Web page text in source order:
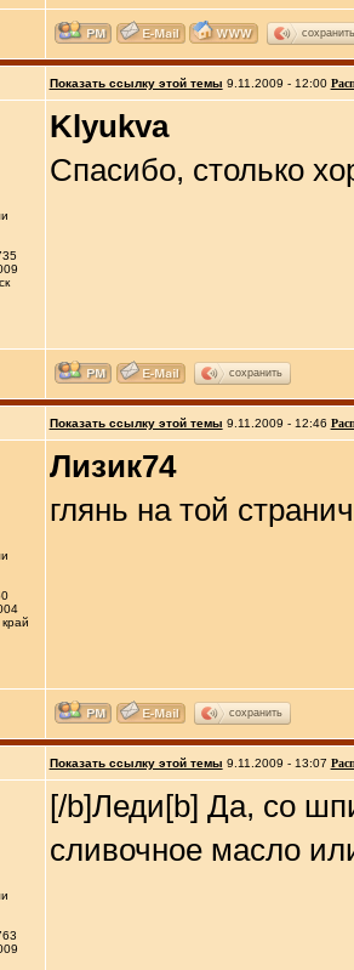
сохранить
Показать ссылку этой темы 9.11.2009 - 12:00
Klyukva
Спасибо, столько
сохранить
Показать ссылку этой темы 9.11.2009 - 12:46
Лизик74
глянь на той
сохранить
Показать ссылку этой темы 9.11.2009 - 13:07
[/b]Леди[b] Да, со
сливочное масло